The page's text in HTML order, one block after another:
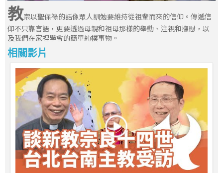
教宗以聖保祿的話像眾人訓勉要維持從祖輩而來的信仰。傳遞信
仰不只靠言語，更要透過母親和祖母那樣的舉動、注視和撫慰，以
及我們在家裡學會的簡單純樸事物。
相關影片